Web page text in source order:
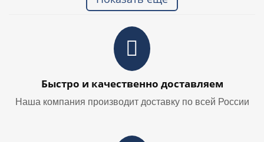
Быстро и качественно доставляем
Наша компания производит доставку по всей России